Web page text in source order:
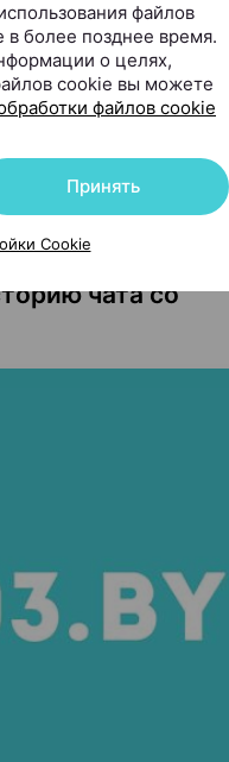
данных в
чата со
файлов
в более позднее время.
о целях,
cookie вы можете
файлов cookie
Принять
Cookie